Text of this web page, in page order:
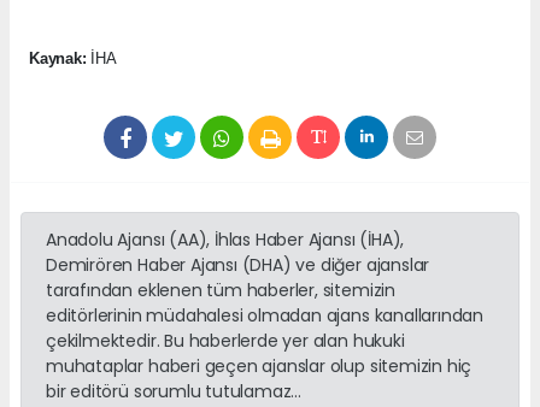
Kaynak: İHA
Anadolu Ajansı (AA), İhlas Haber Ajansı (İHA),
Demirören Haber Ajansı (DHA) ve diğer ajanslar
tarafından eklenen tüm haberler, sitemizin
editörlerinin müdahalesi olmadan ajans kanallarından
çekilmektedir. Bu haberlerde yer alan hukuki
muhataplar haberi geçen ajanslar olup sitemizin hiç
bir editörü sorumlu tutulamaz...